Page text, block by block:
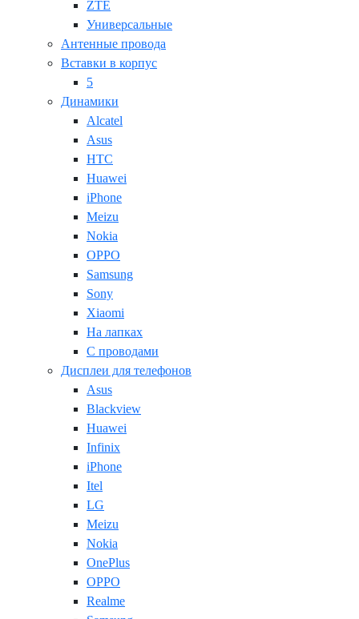
ZTE
Универсальные
Антенные провода
Вставки в корпус
5
Динамики
Alcatel
Asus
HTC
Huawei
iPhone
Meizu
Nokia
OPPO
Samsung
Sony
Xiaomi
На лапках
С проводами
Дисплеи для телефонов
Asus
Blackview
Huawei
Infinix
iPhone
Itel
LG
Meizu
Nokia
OnePlus
OPPO
Realme